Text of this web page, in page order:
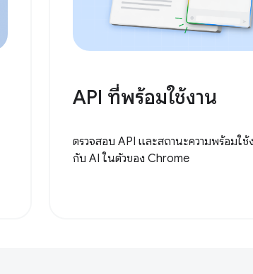
API ที่พร้อมใช้งาน
ตรวจสอบ API และสถานะความพร้อมใช้
กับ AI ในตัวของ Chrome